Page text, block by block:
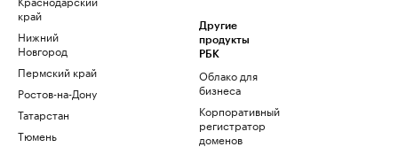
край
Нижний
Новгород
Пермский край
Ростов-на-Дону
Татарстан
Тюмень
Другие
продукты
РБК
Облако для
бизнеса
Корпоративный
регистратор
доменов